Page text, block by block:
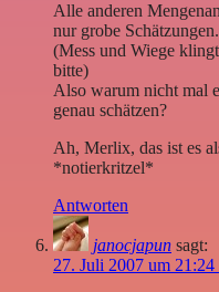
Alle anderen
nur grobe
(Mess und Wiege
bitte)
Also warum nicht mal
genau schätzen?
Ah, Merlix, das ist es
*notierkritzel*
Antworten
janocjapun sagt:
27. Juli 2007 um